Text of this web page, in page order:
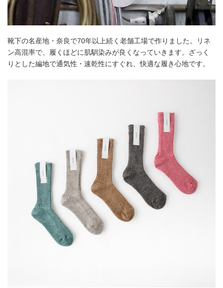
靴下の名産地・奈良で70年以上続く老舗工場で作りました。リネ
ン高混率で、履くほどに肌馴染みが良くなっていきます。ざっく
りとした編地で通気性・速乾性にすぐれ、快適な履き心地です。